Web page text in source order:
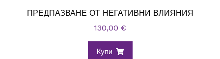
ПРЕДПАЗВАНЕ ОТ НЕГАТИВНИ ВЛИЯНИЯ
130,00 €
Купи